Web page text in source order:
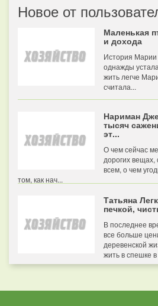
Новое от
Маленькая
и дохода
История
однажды
жить легче
считала...
Нариман
тысяч
эт...
О чем сейчас
дорогих
всем, о чем
том, как нач...
Татьяна
печкой,
В последнее
все больше
деревенской
жить в спешке в